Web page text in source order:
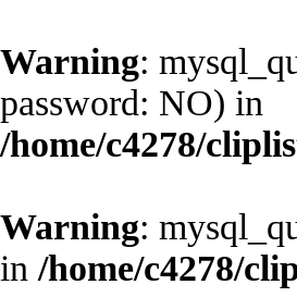
Warning:
password: NO) in
/home/c4278/
Warning:
in /home/c4278/